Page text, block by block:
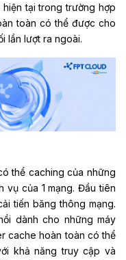
tại trong trường hợp
toàn có thể được cho
lần lượt ra ngoài.
thể caching của những
vụ của 1 mạng. Đầu tiên
tiến băng thông mạng.
dành cho những máy
cache hoàn toàn có thể
khả năng truy cập và